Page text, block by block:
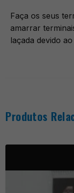
Faça os seus
amarrar
laçada devido
Produtos